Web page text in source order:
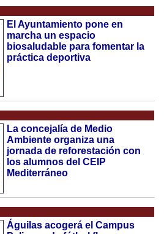
El Ayuntamiento pone en
marcha un espacio
biosaludable para fomentar la
práctica deportiva
La concejalía de Medio
Ambiente organiza una
jornada de reforestación con
los alumnos del CEIP
Mediterráneo
Águilas acogerá el Campus